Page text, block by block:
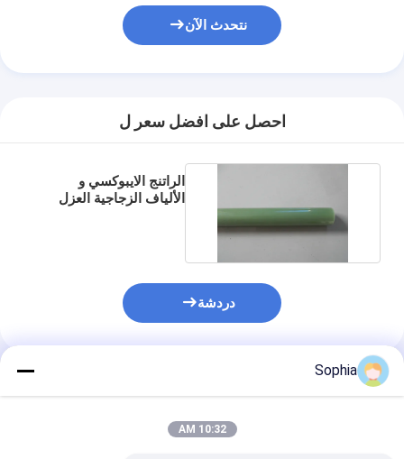
نتحدث الآن
احصل على افضل سعر ل
الراتنج الايبوكسي و
الألياف الزجاجية العزل
دردشة
المنتجات الموصى بها
Sophia
10:32 AM